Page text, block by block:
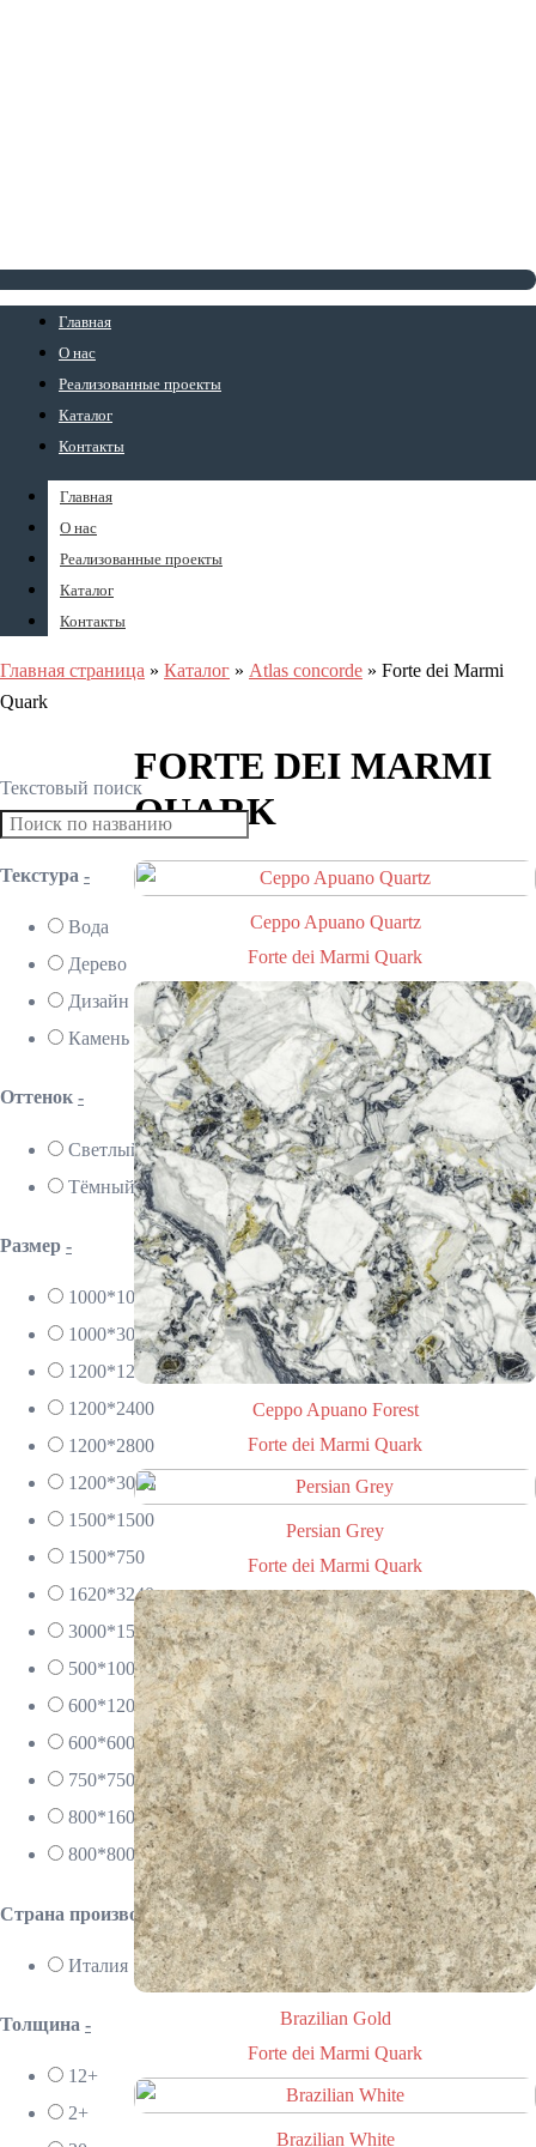
Главная
О нас
Реализованные проекты
Каталог
Контакты
Главная
О нас
Реализованные проекты
Каталог
Контакты
Главная страница » Каталог » Atlas concorde » Forte dei Marmi
Quark
Текстовый поиск
Текстура -
Вода
Дерево
Дизайн
Камень
Оттенок -
Светлый
Тёмный
Размер -
1000*1000
1000*3000
1200*1200
1200*2400
1200*2800
1200*3000
1500*1500
1500*750
1620*3240
3000*1500
500*1000
600*1200
600*600
750*750
800*1600
800*800
Страна производителя
Италия
Толщина -
12+
2+
FORTE DEI MARMI
QUARK
Ceppo Apuano Quartz
Forte dei Marmi Quark
Ceppo Apuano Forest
Forte dei Marmi Quark
Persian Grey
Forte dei Marmi Quark
Brazilian Gold
Forte dei Marmi Quark
Brazilian White